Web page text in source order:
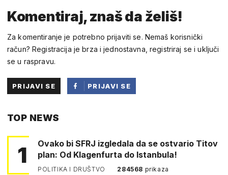
Komentiraj, znaš da želiš!
Za komentiranje je potrebno prijaviti se. Nemaš korisnički
račun? Registracija je brza i jednostavna, registriraj se i uključi
se u raspravu.
PRIJAVI SE
PRIJAVI SE
TOP NEWS
1
Ovako bi SFRJ izgledala da se ostvario Titov
plan: Od Klagenfurta do Istanbula!
POLITIKA I DRUŠTVO 284568 prikaza